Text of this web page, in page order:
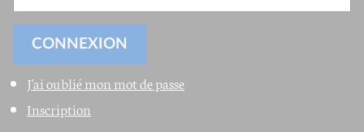
J'ai oublié mon mot de passe
Inscription